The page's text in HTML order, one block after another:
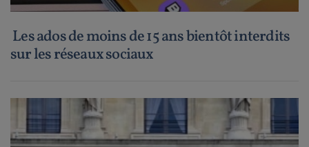
Les ados de moins de 15 ans bientôt interdits
sur les réseaux sociaux